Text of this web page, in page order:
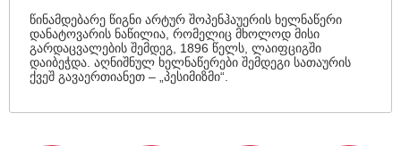
წინამდებარე წიგნი არტურ შოპენჰაუერის ხელნაწერი
დანატოვარის ნაწილია, რომელიც მხოლოდ მისი
გარდაცვალების შემდეგ, 1896 წელს, ლაიფციგში
დაიბეჭდა. აღნიშნულ ხელნაწერები შემდეგი სათაურის
ქვეშ გავაერთიანეთ – „პესიმიზმი“.